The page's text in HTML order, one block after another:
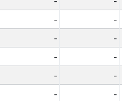
- -
- -
- -
- -
- -